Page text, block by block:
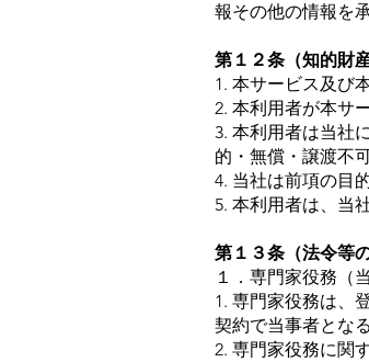
報その他の情報を
第１２条（知的財
1. 本サービス及び
2. 本利用者が本サ
3. 本利用者は当社
的・無償・譲渡不
4. 当社は前項の目
5. 本利用者は、当
第１３条（法令等
１．専門家役務（
1. 専門家役務は、
契約で当事者とな
2. 専門家役務に関